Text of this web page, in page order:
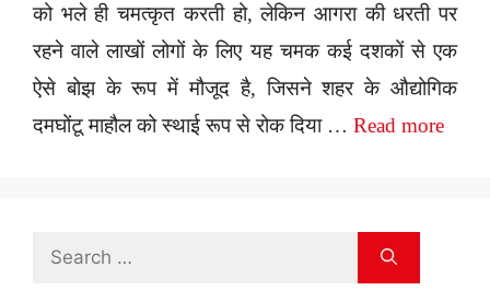
को भले ही चमत्कृत करती हो, लेकिन आगरा की धरती पर
रहने वाले लाखों लोगों के लिए यह चमक कई दशकों से एक
ऐसे बोझ के रूप में मौजूद है, जिसने शहर के औद्योगिक
दमघोंटू माहौल को स्थाई रूप से रोक दिया … Read more
Search